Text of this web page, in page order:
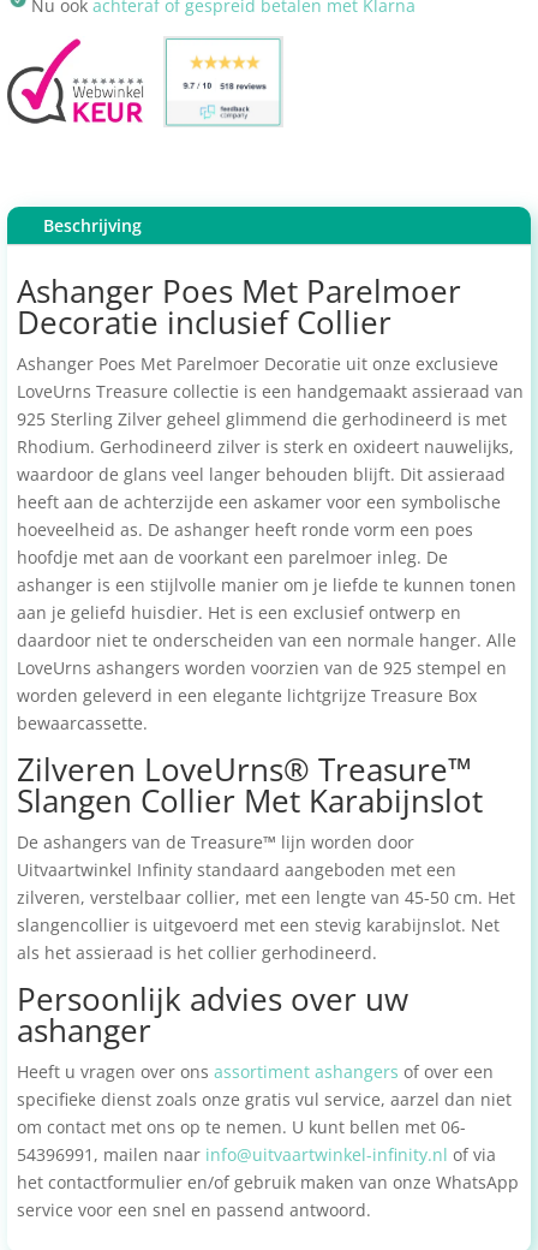
Nu ook achteraf of gespreid betalen met Klarna
Beschrijving
Ashanger Poes Met Parelmoer
Decoratie inclusief Collier
Ashanger Poes Met Parelmoer Decoratie uit onze exclusieve
LoveUrns Treasure collectie is een handgemaakt assieraad van
925 Sterling Zilver geheel glimmend die gerhodineerd is met
Rhodium. Gerhodineerd zilver is sterk en oxideert nauwelijks,
waardoor de glans veel langer behouden blijft. Dit assieraad
heeft aan de achterzijde een askamer voor een symbolische
hoeveelheid as. De ashanger heeft ronde vorm een poes
hoofdje met aan de voorkant een parelmoer inleg. De
ashanger is een stijlvolle manier om je liefde te kunnen tonen
aan je geliefd huisdier. Het is een exclusief ontwerp en
daardoor niet te onderscheiden van een normale hanger. Alle
LoveUrns ashangers worden voorzien van de 925 stempel en
worden geleverd in een elegante lichtgrijze Treasure Box
bewaarcassette.
Zilveren LoveUrns® Treasure™
Slangen Collier Met Karabijnslot
De ashangers van de Treasure™ lijn worden door
Uitvaartwinkel Infinity standaard aangeboden met een
zilveren, verstelbaar collier, met een lengte van 45-50 cm. Het
slangencollier is uitgevoerd met een stevig karabijnslot. Net
als het assieraad is het collier gerhodineerd.
Persoonlijk advies over uw
ashanger
Heeft u vragen over ons assortiment ashangers of over een
specifieke dienst zoals onze gratis vul service, aarzel dan niet
om contact met ons op te nemen. U kunt bellen met 06-
54396991, mailen naar info@uitvaartwinkel-infinity.nl of via
het contactformulier en/of gebruik maken van onze WhatsApp
service voor een snel en passend antwoord.